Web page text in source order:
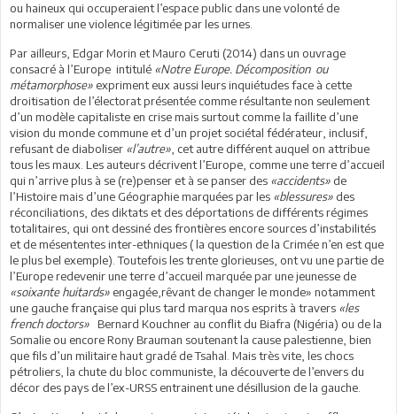
ou haineux qui occuperaient l’espace public dans une volonté de
normaliser une violence légitimée par les urnes.
Par ailleurs, Edgar Morin et Mauro Ceruti (2014) dans un ouvrage
consacré à l’Europe intitulé «Notre Europe. Décomposition ou
métamorphose» expriment eux aussi leurs inquiétudes face à cette
droitisation de l’électorat présentée comme résultante non seulement
d’un modèle capitaliste en crise mais surtout comme la faillite d’une
vision du monde commune et d’un projet sociétal fédérateur, inclusif,
refusant de diaboliser «l’autre» , cet autre différent auquel on attribue
tous les maux. Les auteurs décrivent l’Europe, comme une terre d’accueil
qui n’arrive plus à se (re)penser et à se panser des «accidents» de
l’Histoire mais d’une Géographie marquées par les «blessures» des
réconciliations, des diktats et des déportations de différents régimes
totalitaires, qui ont dessiné des frontières encore sources d’instabilités
et de mésententes inter-ethniques ( la question de la Crimée n’en est que
le plus bel exemple). Toutefois les trente glorieuses, ont vu une partie de
l’Europe redevenir une terre d’accueil marquée par une jeunesse de
«soixante huitards» engagée,rêvant de changer le monde» notamment
une gauche française qui plus tard marqua nos esprits à travers «les
french doctors» Bernard Kouchner au conflit du Biafra (Nigéria) ou de la
Somalie ou encore Rony Brauman soutenant la cause palestienne, bien
que fils d’un militaire haut gradé de Tsahal. Mais très vite, les chocs
pétroliers, la chute du bloc communiste, la découverte de l’envers du
décor des pays de l’ex-URSS entrainent une désillusion de la gauche.